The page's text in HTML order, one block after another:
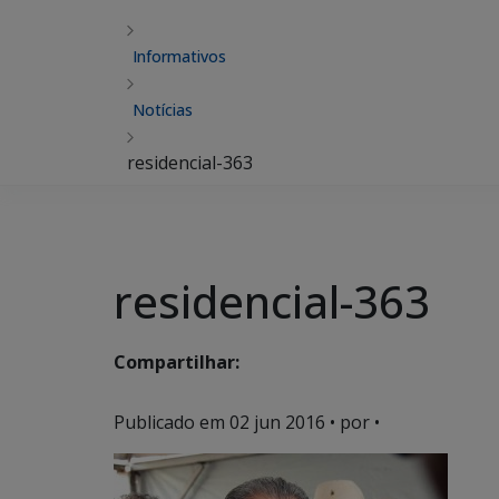
Informativos
Notícias
residencial-363
residencial-363
Compartilhar:
Publicado em 02 jun 2016 • por •